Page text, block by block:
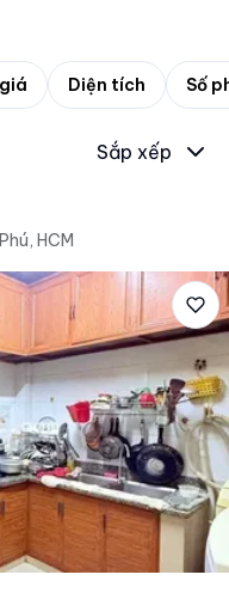
Diện tích Số
Sắp xếp
HCM